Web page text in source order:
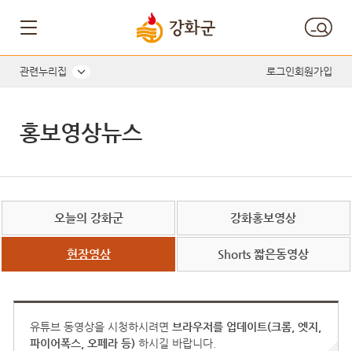
관련누리집 로그인회원가입
홍보영상뉴스
오늘의 강화군 강화홍보영상
현장영상 Shorts 짧은동영상
유튜브 동영상을 시청하시려면 브라우저를 업데이트(크롬, 엣지,
파이어폭스, 오페라 등) 하시길 바랍니다.